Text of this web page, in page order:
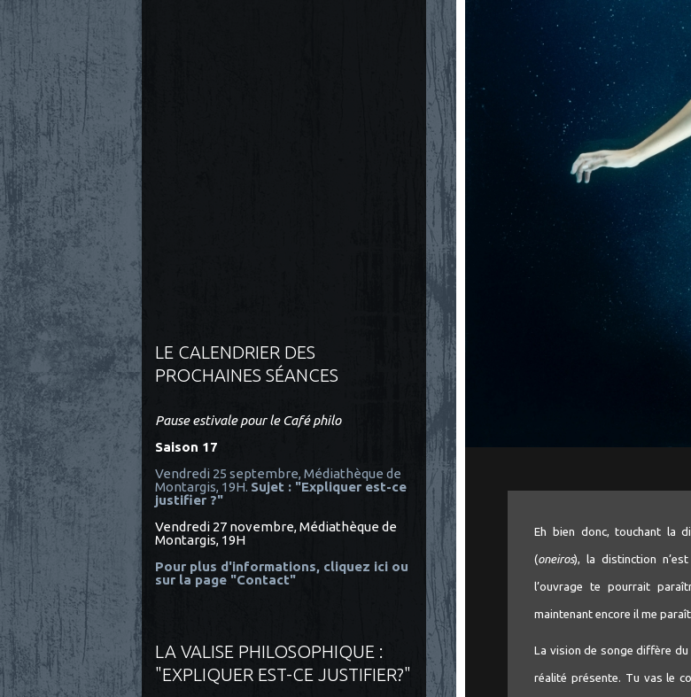
LE CALENDRIER DES
PROCHAINES SÉANCES
Pause estivale pour le Café philo
Saison 17
Vendredi 25 septembre, Médiathèque de
Montargis, 19H. Sujet : "Expliquer est-ce
justifier ?"
Vendredi 27 novembre, Médiathèque de
Montargis, 19H
Pour plus d'informations, cliquez ici ou
sur la page "Contact"
LA VALISE PHILOSOPHIQUE :
"EXPLIQUER EST-CE JUSTIFIER?"
Eh bien donc, touchant la
(oneiros), la distinction
l’ouvrage te pourrait
maintenant encore il me
La vision de songe diffère du
réalité présente. Tu vas le